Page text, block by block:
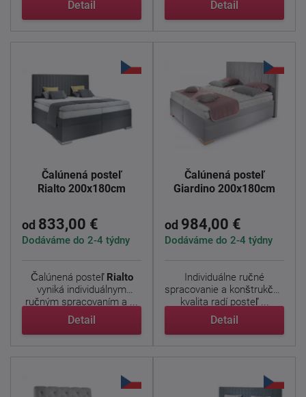
Detail Detail
Čalúnená posteľ
Rialto 200x180cm
od 833,00 €
Dodáváme do 2-4 týdny
Čalúnená posteľ Rialto
vyniká individuálnym
ručným spracovaním a ...
Detail
Čalúnená posteľ
Giardino 200x180cm
od 984,00 €
Dodáváme do 2-4 týdny
Individuálne ručné
spracovanie a konštrukčná
kvalita radí posteľ ...
Detail